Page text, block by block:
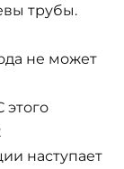
трубы.
не может
этого
наступает